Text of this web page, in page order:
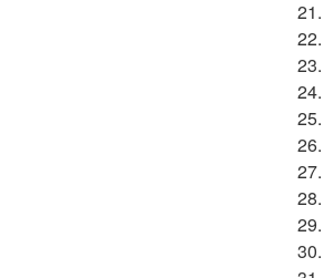
21.
22.
23.
24.
25.
26.
27.
28.
29.
30.